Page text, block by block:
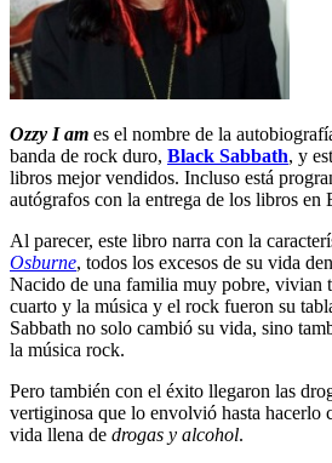
Ozzy I am es el nombre de la
banda de rock duro, Black Sabbath, y
libros mejor vendidos. Incluso está
autógrafos con la entrega de los libros en
Al parecer, este libro narra con la
Osburne, todos los excesos de su vida
Nacido de una familia muy pobre, vivian
cuarto y la música y el rock fueron su
Sabbath no solo cambió su vida, sino
la música rock.
Pero también con el éxito llegaron las
vertiginosa que lo envolvió hasta hacerlo
vida llena de drogas y alcohol.